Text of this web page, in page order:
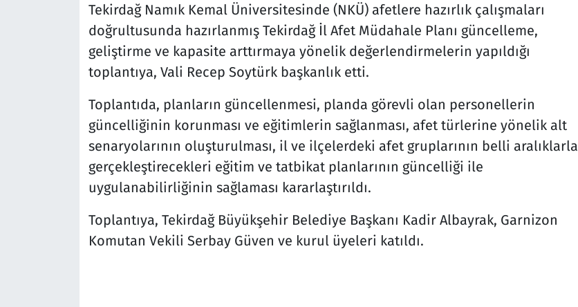
Tekirdağ Namık Kemal Üniversitesinde (NKÜ) afetlere hazırlık çalışmaları
doğrultusunda hazırlanmış Tekirdağ İl Afet Müdahale Planı güncelleme,
geliştirme ve kapasite arttırmaya yönelik değerlendirmelerin yapıldığı
toplantıya, Vali Recep Soytürk başkanlık etti.
Toplantıda, planların güncellenmesi, planda görevli olan personellerin
güncelliğinin korunması ve eğitimlerin sağlanması, afet türlerine yönelik alt
senaryolarının oluşturulması, il ve ilçelerdeki afet gruplarının belli aralıklarla
gerçekleştirecekleri eğitim ve tatbikat planlarının güncelliği ile
uygulanabilirliğinin sağlaması kararlaştırıldı.
Toplantıya, Tekirdağ Büyükşehir Belediye Başkanı Kadir Albayrak, Garnizon
Komutan Vekili Serbay Güven ve kurul üyeleri katıldı.